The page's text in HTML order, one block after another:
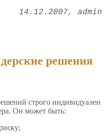
14.12.2007 admin
решения
строго индивидуален
Он может быть: